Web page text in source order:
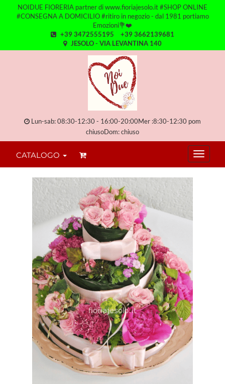
NOIDUE FIORERIA partner di www.fioriajesolo.it #SHOP ONLINE
#CONSEGNA A DOMICILIO #ritiro in negozio - dal 1981 portiamo
Emozioni💐❤️
+39 3472555195
+39 3662139681
JESOLO - VIA LEVANTINA 140
Lun-sab: 08:30-12:30 - 16:00-20:00Mer :8:30-12:30 pom
chiusoDom: chiuso
CATALOGO